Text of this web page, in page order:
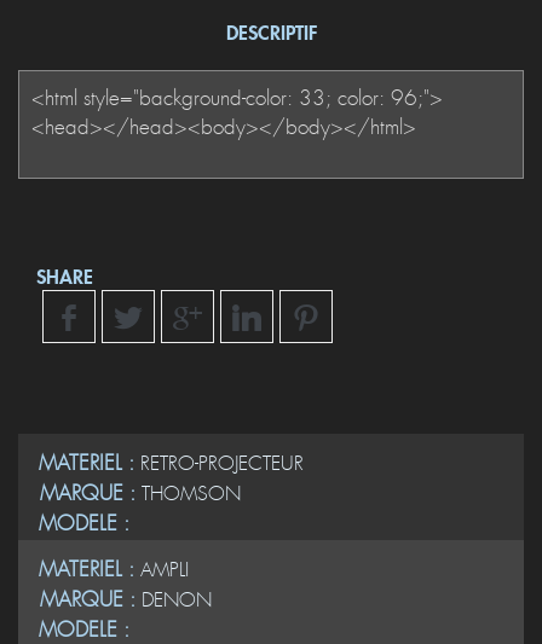
DESCRIPTIF
SHARE
MATERIEL : RETRO-PROJECTEUR
MARQUE : THOMSON
MODELE :
MATERIEL : AMPLI
MARQUE : DENON
MODELE :